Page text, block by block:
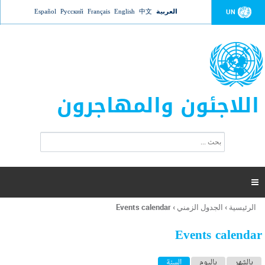
Jump to navigation UN العربية 中文
English
Français
Русский
Español
اللاجئون والمهاجرون
ت
ر
ل
ح
ب

أنت
هنا
الرئيسية › الجدول الزمني ›
Events calendar
Events calendar